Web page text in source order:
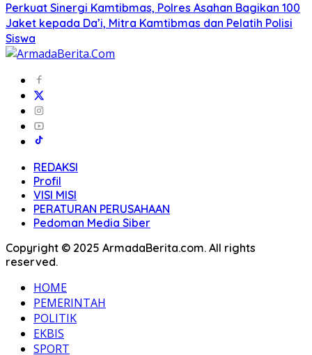
Perkuat Sinergi Kamtibmas, Polres Asahan Bagikan 100
Jaket kepada Da’i, Mitra Kamtibmas dan Pelatih Polisi
Siswa
REDAKSI
Profil
VISI MISI
PERATURAN PERUSAHAAN
Pedoman Media Siber
Copyright © 2025 ArmadaBerita.com. All rights
reserved.
HOME
PEMERINTAH
POLITIK
EKBIS
SPORT